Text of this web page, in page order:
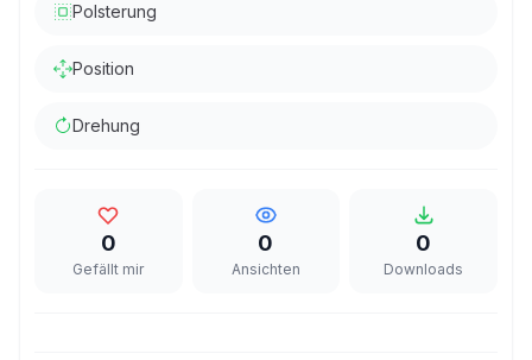
Polsterung
Position
Drehung
0
Gefällt mir
0
Ansichten
0
Downloads